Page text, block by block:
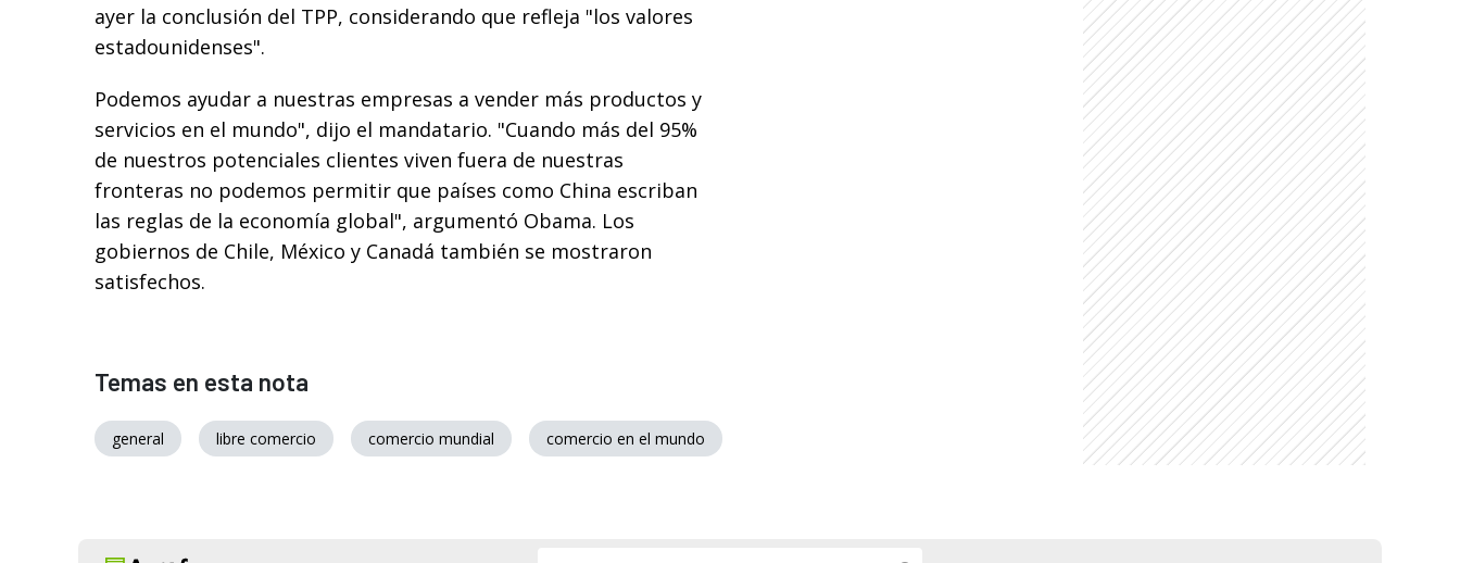
ayer la conclusión del TPP, considerando que refleja "los valores
estadounidenses".
Podemos ayudar a nuestras empresas a vender más productos y
servicios en el mundo", dijo el mandatario. "Cuando más del 95%
de nuestros potenciales clientes viven fuera de nuestras
fronteras no podemos permitir que países como China escriban
las reglas de la economía global", argumentó Obama. Los
gobiernos de Chile, México y Canadá también se mostraron
satisfechos.
Temas en esta nota
general libre comercio comercio mundial comercio en el mundo